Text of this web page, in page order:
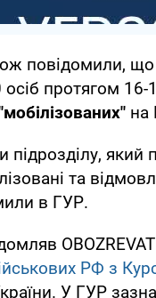
повідомили, що
осіб протягом
на
підрозділу,
та
в ГУР.
РФ з
У ГУР